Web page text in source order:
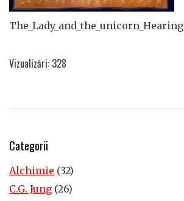
The_Lady_and_the_unicorn_Hearing
Vizualizări: 328
Categorii
Alchimie (32)
C.G. Jung (26)